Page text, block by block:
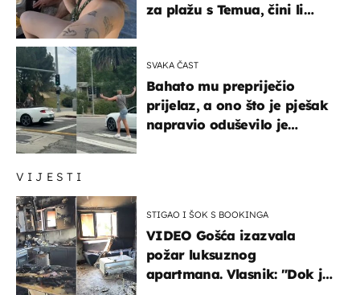
VIJESTI
STIGAO I ŠOK S BOOKINGA
VIDEO Gošća izazvala
požar luksuznog
apartmana. Vlasnik: "Dok je
za plažu s Temua, čini li
SVAKA ČAST
Bahato mu prepriječio
prijelaz, a ono što je pješak
napravio oduševilo je